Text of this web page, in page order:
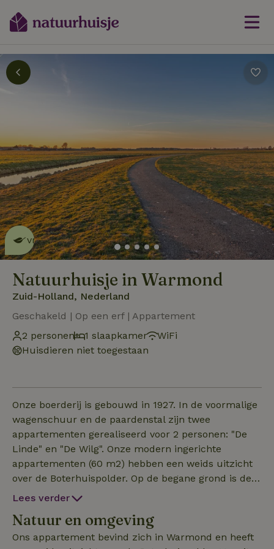
Dit natuurhuisje is eco-
vriendelijklees meer
Natuurhuisje in Warmond
Zuid-Holland, Nederland
Geschakeld | Op een erf | Appartement
2 personen
1 slaapkamer
WiFi
Huisdieren niet toegestaan
Onze boerderij is gebouwd in 1927. In de voormalige
wagenschuur en de paardenstal zijn twee
appartementen gerealiseerd voor 2 personen: "De
Linde" en "De Wilg". Onze modern ingerichte
appartementen (60 m2) hebben een weids uitzicht
over de Boterhuispolder. Op de begane grond is de
woonkamer met open keuken, hal met toilet en een
een open trap in de woonkamer kom je op de
slaapverdieping. - keuken voorzien van combi-oven,
Lees verder
Natuur en omgeving
Ons appartement bevind zich in Warmond en heeft